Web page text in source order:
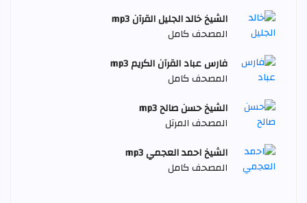
الشيخ خالد الجليل القرآن mp3
المصحف كامل
فارس عباد القرآن الكريم mp3
المصحف كامل
الشيخ حسن صالح mp3
المصحف المرتل
الشيخ احمد العجمي mp3
المصحف كامل